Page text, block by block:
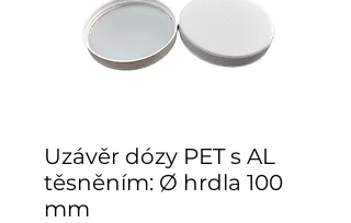
Uzávěr dózy PET s AL
těsněním: Ø hrdla 100
mm